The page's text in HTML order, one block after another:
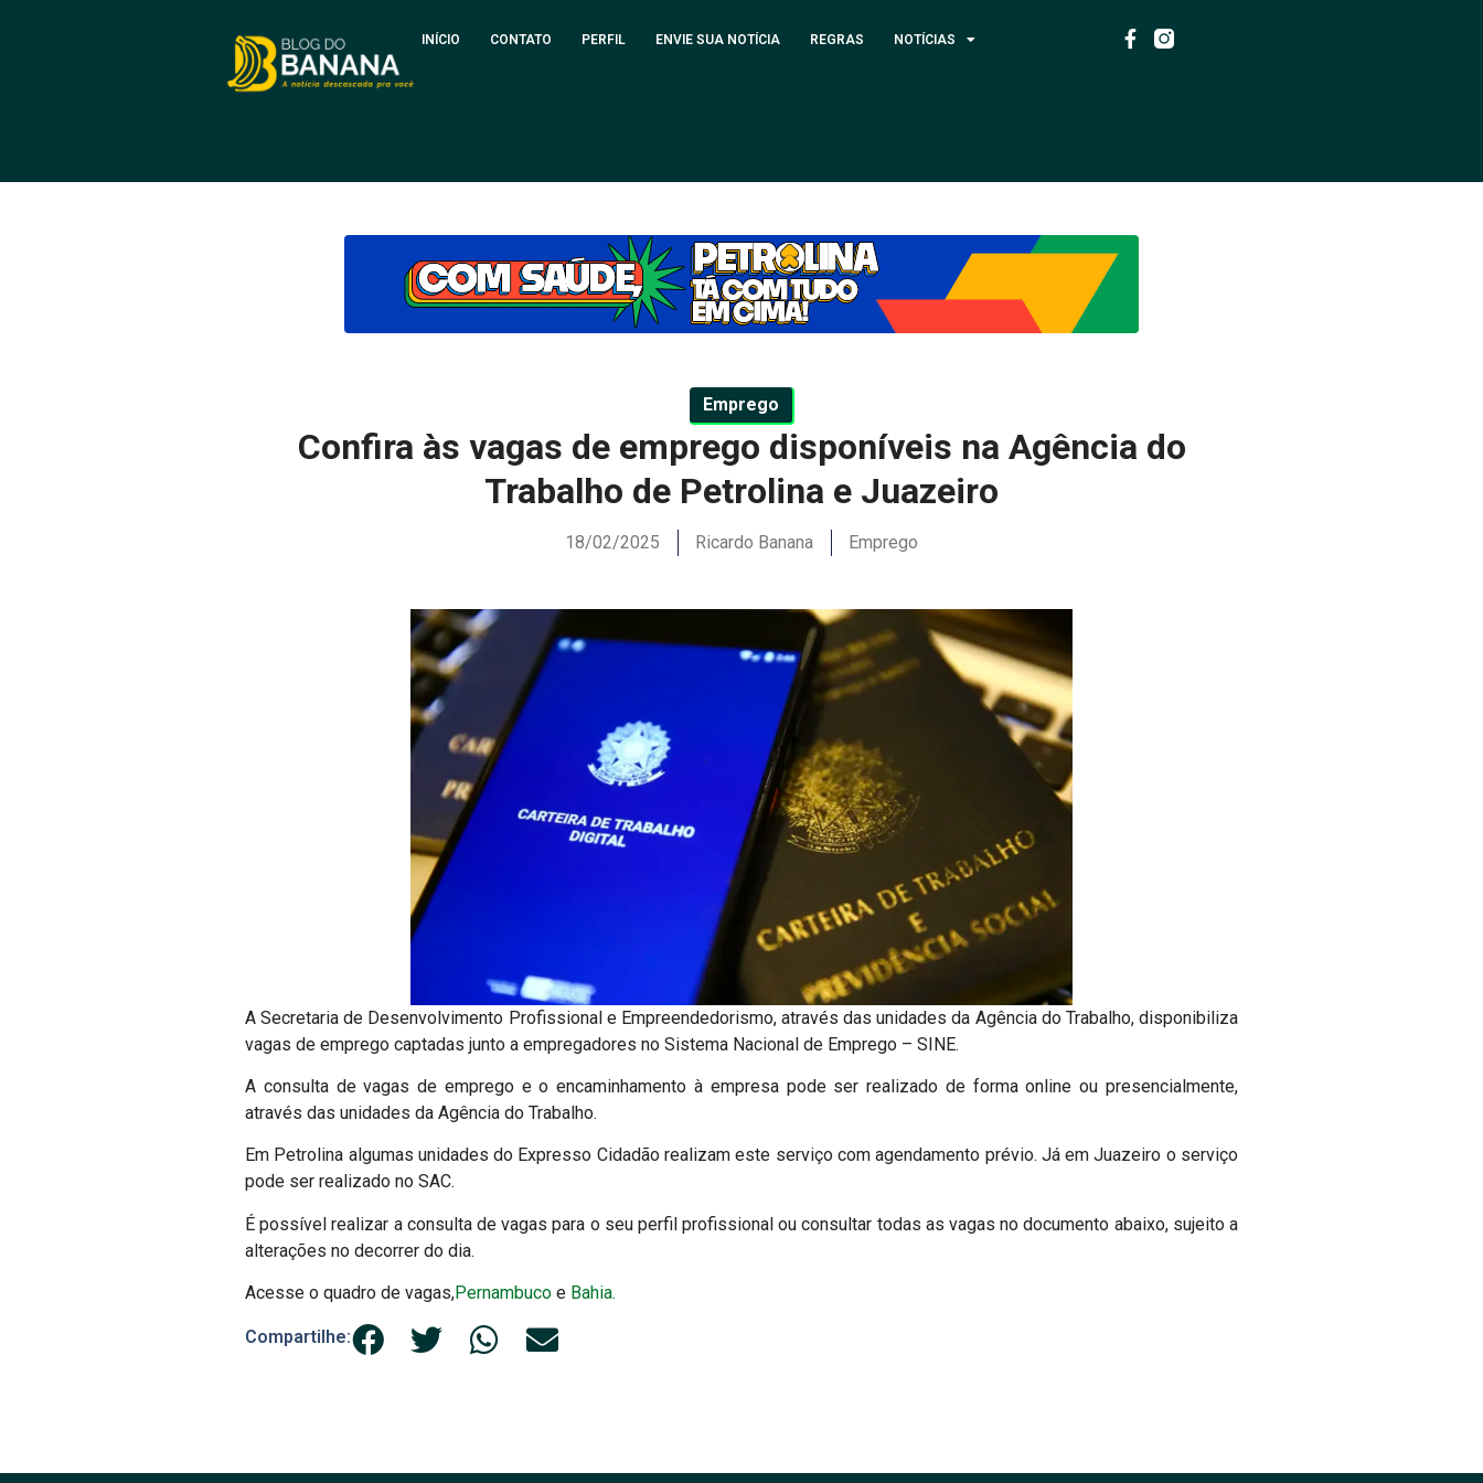
INÍCIO CONTATO PERFIL ENVIE SUA NOTÍCIA REGRAS NOTÍCIAS
Emprego
Confira às vagas de emprego disponíveis na Agência do
Trabalho de Petrolina e Juazeiro
18/02/2025 Ricardo Banana Emprego
A Secretaria de Desenvolvimento Profissional e Empreendedorismo, através das unidades da Agência do Trabalho, disponibiliza
vagas de emprego captadas junto a empregadores no Sistema Nacional de Emprego – SINE.
A consulta de vagas de emprego e o encaminhamento à empresa pode ser realizado de forma online ou presencialmente,
através das unidades da Agência do Trabalho.
Em Petrolina algumas unidades do Expresso Cidadão realizam este serviço com agendamento prévio. Já em Juazeiro o serviço
pode ser realizado no SAC.
É possível realizar a consulta de vagas para o seu perfil profissional ou consultar todas as vagas no documento abaixo, sujeito a
alterações no decorrer do dia.
Acesse o quadro de vagas,Pernambuco e Bahia.
Compartilhe: